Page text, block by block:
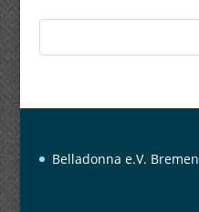
Belladonna e.V. Bremen